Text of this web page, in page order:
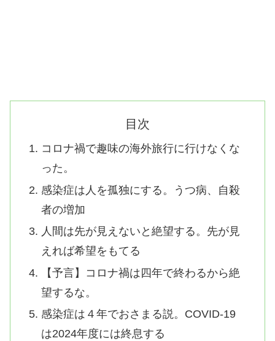
目次
コロナ禍で趣味の海外旅行に行けなくな
った。
感染症は人を孤独にする。うつ病、自殺
者の増加
人間は先が見えないと絶望する。先が見
えれば希望をもてる
【予言】コロナ禍は四年で終わるから絶
望するな。
感染症は４年でおさまる説。COVID-19
は2024年度には終息する